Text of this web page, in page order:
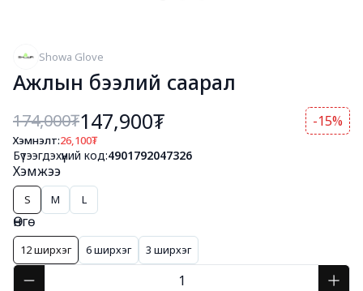
Showa Glove
Ажлын бээлий саарал
174,000₮147,900₮ -15%
Хэмнэлт:26,100₮
Бүтээгдэхүүний код:4901792047326
Хэмжээ
S M L
Өнгө
12 ширхэг 6 ширхэг 3 ширхэг